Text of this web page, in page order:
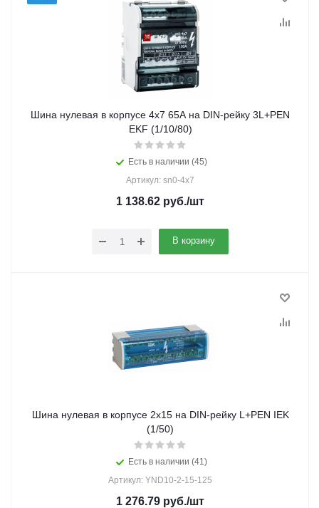
Шина нулевая в корпусе 4х7 65А на DIN-рейку 3L+PEN
EKF (1/10/80)
Есть в наличии (45)
Артикул: sn0-4x7
1 138.62 руб./шт
В корзину
Шина нулевая в корпусе 2х15 на DIN-рейку L+PEN IEK
(1/50)
Есть в наличии (41)
Артикул: YND10-2-15-125
1 276.79 руб./шт